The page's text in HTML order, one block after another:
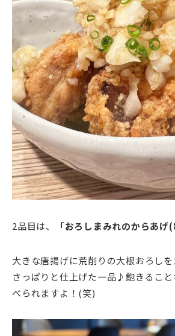
2品目は、 「おろしまみれのからあげ
大きな唐揚げに荒削りの大根おろしを
さっぱりと仕上げた一品♪飽きるこ
べられますよ！(笑)